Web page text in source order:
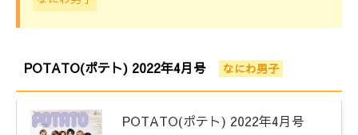
POTATO(ポテト) 2022年4月号 なにわ男子
POTATO(ポテト) 2022年4月号